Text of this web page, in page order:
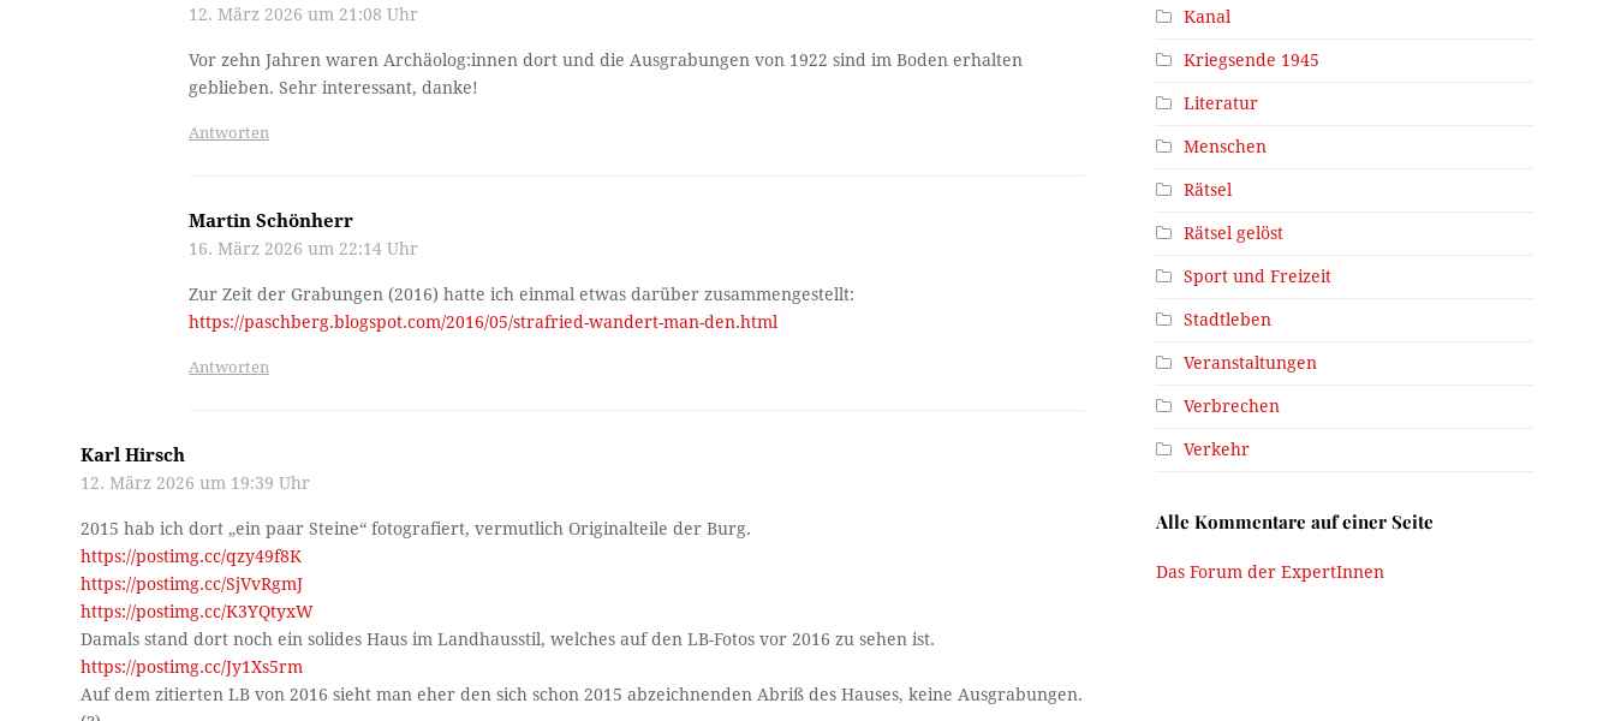
12. März 2026 um 21:08 Uhr
Vor zehn Jahren waren Archäolog:innen dort und die Ausgrabungen von 1922 sind im Boden erhalten
geblieben. Sehr interessant, danke!
Antworten
Martin Schönherr
16. März 2026 um 22:14 Uhr
Zur Zeit der Grabungen (2016) hatte ich einmal etwas darüber zusammengestellt:
https://paschberg.blogspot.com/2016/05/strafried-wandert-man-den.html
Antworten
Karl Hirsch
12. März 2026 um 19:39 Uhr
2015 hab ich dort „ein paar Steine“ fotografiert, vermutlich Originalteile der Burg.
https://postimg.cc/qzy49f8K
https://postimg.cc/SjVvRgmJ
https://postimg.cc/K3YQtyxW
Damals stand dort noch ein solides Haus im Landhausstil, welches auf den LB-Fotos vor 2016 zu sehen ist.
https://postimg.cc/Jy1Xs5rm
Auf dem zitierten LB von 2016 sieht man eher den sich schon 2015 abzeichnenden Abriß des Hauses, keine Ausgrabungen.
Kanal
Kriegsende 1945
Literatur
Menschen
Rätsel
Rätsel gelöst
Sport und Freizeit
Stadtleben
Veranstaltungen
Verbrechen
Verkehr
Alle Kommentare auf einer Seite
Das Forum der ExpertInnen